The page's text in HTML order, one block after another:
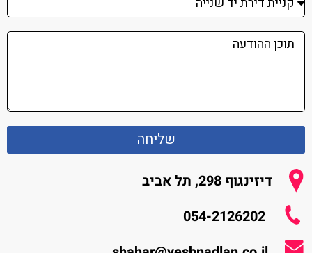
שליחה
דיזינגוף 298, תל אביב
054-2126202